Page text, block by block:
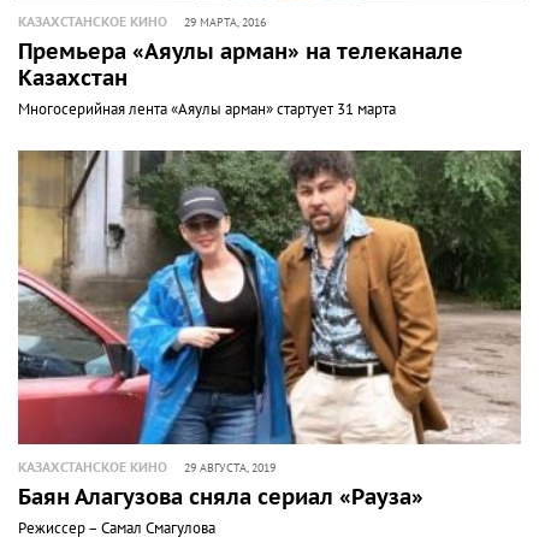
КАЗАХСТАНСКОЕ КИНО 29 МАРТА, 2016
Премьера «Аяулы арман» на телеканале
Казахстан
Многосерийная лента «Аяулы арман» стартует 31 марта
КАЗАХСТАНСКОЕ КИНО 29 АВГУСТА, 2019
Баян Алагузова сняла сериал «Рауза»
Режиссер – Самал Смагулова